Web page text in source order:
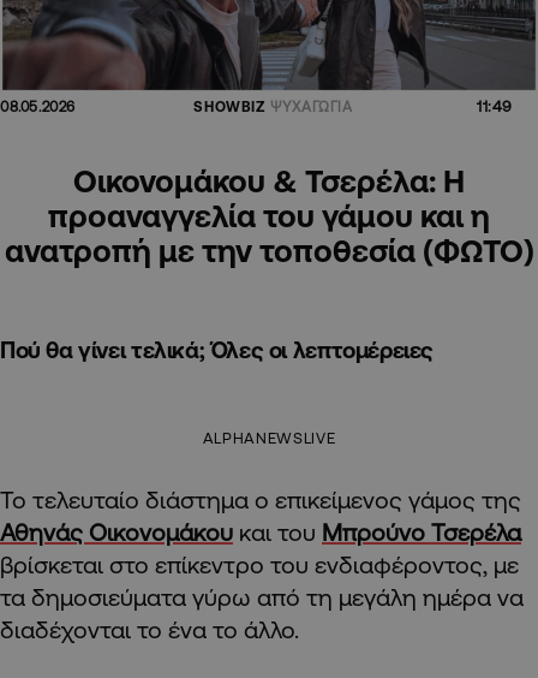
08.05.2026 SHOWBIZ ΨΥΧΑΓΩΓΙΑ 11:49
Οικονομάκου & Τσερέλα: Η
προαναγγελία του γάμου και η
ανατροπή με την τοποθεσία (ΦΩΤΟ)
Πού θα γίνει τελικά; Όλες οι λεπτομέρειες
ALPHANEWSLIVE
Το τελευταίο διάστημα ο επικείμενος γάμος της
Αθηνάς Οικονομάκου και του Μπρούνο Τσερέλα
βρίσκεται στο επίκεντρο του ενδιαφέροντος, με
τα δημοσιεύματα γύρω από τη μεγάλη ημέρα να
διαδέχονται το ένα το άλλο.